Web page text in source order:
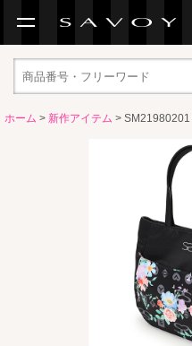
ホーム > 新作アイテム > SM21980201